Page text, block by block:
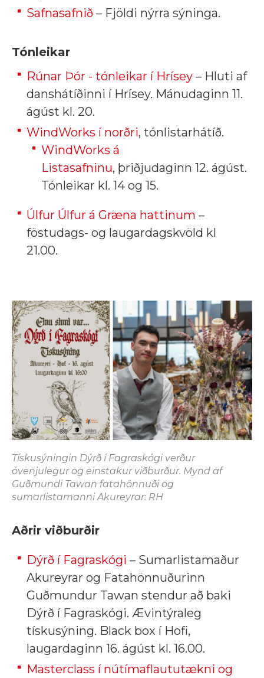
Safnasafnið – Fjöldi nýrra sýninga.
Tónleikar
Rúnar Þór - tónleikar í Hrísey – Hluti af
danshátíðinni í Hrísey. Mánudaginn 11.
ágúst kl. 20.
WindWorks í norðri, tónlistarhátíð.
WindWorks á
Listasafninu, þriðjudaginn 12. ágúst.
Tónleikar kl. 14 og 15.
Úlfur Úlfur á Græna hattinum –
föstudags- og laugardagskvöld kl
21.00.
Tískusýningin Dýrð í Fagraskógi verður
óvenjulegur og einstakur viðburður. Mynd af
Guðmundi Tawan fatahönnuði og
sumarlistamanni Akureyrar: RH
Aðrir viðburðir
Dýrð í Fagraskógi – Sumarlistamaður
Akureyrar og Fatahönnuðurinn
Guðmundur Tawan stendur að baki
Dýrð í Fagraskógi. Ævintýraleg
tískusýning. Black box í Hofi,
laugardaginn 16. ágúst kl. 16.00.
Masterclass í nútímaflaututækni og